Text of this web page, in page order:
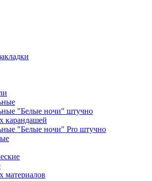
"Белые ночи" штучно
карандашей
"Белые ночи" Pro штучно
материалов